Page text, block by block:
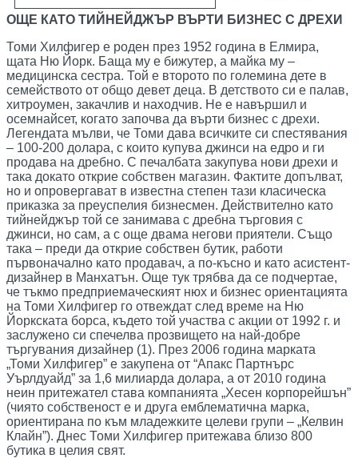
ОЩЕ КАТО ТИЙНЕЙДЖЪР ВЪРТИ БИЗНЕС С ДРЕХИ
Томи Хилфигер е роден през 1952 година в Елмира,
щата Ню Йорк. Баща му е бижутер, а майка му –
медицинска сестра. Той е второто по големина дете в
семейството от общо девет деца. В детството си е палав,
хитроумен, закачлив и находчив. Не е навършил и
осемнайсет, когато започва да върти бизнес с дрехи.
Легендата мълви, че Томи дава всичките си спестявания
– 100-200 долара, с които купува джинси на едро и ги
продава на дребно. С печалбата закупува нови дрехи и
така докато открие собствен магазин. Фактите допълват,
но и опровергават в известна степен тази класическа
приказка за преуспелия бизнесмен. Действително като
тийнейджър той се занимава с дребна търговия с
джинси, но сам, а с още двама негови приятели. Също
така – преди да открие собствен бутик, работи
първоначално като продавач, а по-късно и като асистент-
дизайнер в Манхатън. Още тук трябва да се подчертае,
че тъкмо предприемаческият нюх и бизнес ориентацията
на Томи Хилфигер го отвеждат след време на Ню
Йоркската борса, където той участва с акции от 1992 г. и
заслужено си спечелва прозвището на най-добре
търгувания дизайнер (1). През 2006 година марката
„Томи Хилфигер” е закупена от “Апакс Партнърс
Уърлдуайд” за 1,6 милиарда долара, а от 2010 година
неин притежател става компанията „Хесен корпорейшън”
(чиято собственост е и друга емблематична марка,
ориентирана по към младежките целеви групи – „Келвин
Клайн”). Днес Томи Хилфигер притежава близо 800
бутика в целия свят.